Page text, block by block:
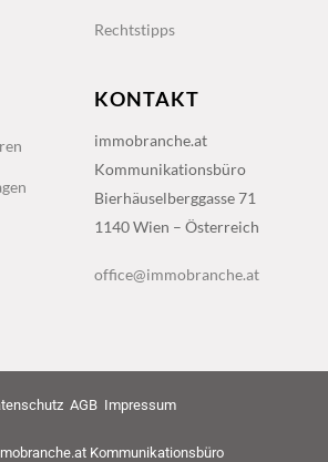
Rechtstipps
KONTAKT
immobranche.at
Kommunikationsbüro
Bierhäuselberggasse 71
1140 Wien – Österreich
office@immobranche.at
AGB Impressum
Kommunikationsbüro